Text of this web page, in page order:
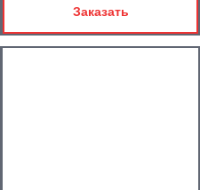
Заказать